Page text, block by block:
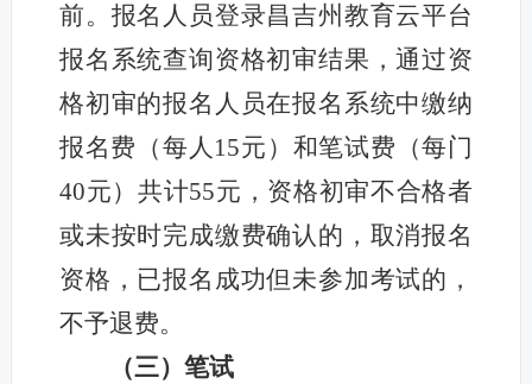
前。报名人员登录昌吉州教育云平台
报名系统查询资格初审结果，通过资
格初审的报名人员在报名系统中缴纳
报名费（每人15元）和笔试费（每门
40元）共计55元，资格初审不合格者
或未按时完成缴费确认的，取消报名
资格，已报名成功但未参加考试的，
不予退费。
（三）笔试